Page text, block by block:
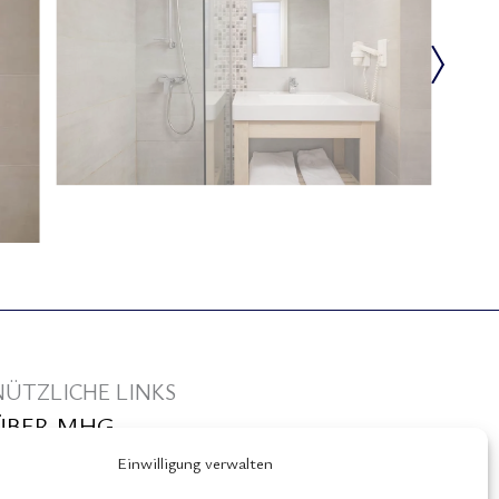
Einwilligung verwalten
LINKS
MHG
Nafsika Hotel